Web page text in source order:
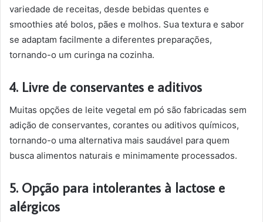
variedade de receitas, desde bebidas quentes e
smoothies até bolos, pães e molhos. Sua textura e sabor
se adaptam facilmente a diferentes preparações,
tornando-o um curinga na cozinha.
4. Livre de conservantes e aditivos
Muitas opções de leite vegetal em pó são fabricadas sem
adição de conservantes, corantes ou aditivos químicos,
tornando-o uma alternativa mais saudável para quem
busca alimentos naturais e minimamente processados.
5. Opção para intolerantes à lactose e
alérgicos